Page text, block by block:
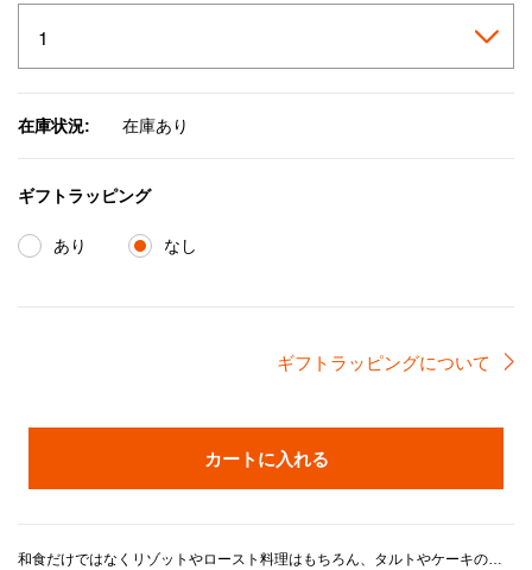
在庫状況: 在庫あり
ギフトラッピング
あり なし
ギフトラッピングについて
カートに入れる
和食だけではなくリゾットやロースト料理はもちろん、タルトやケーキの焼き型としても活用いただけます。やや浅めなので取り分けがしやすく、お料理を作った後そのまま食卓に出してもスタイリッシュなお鍋です。